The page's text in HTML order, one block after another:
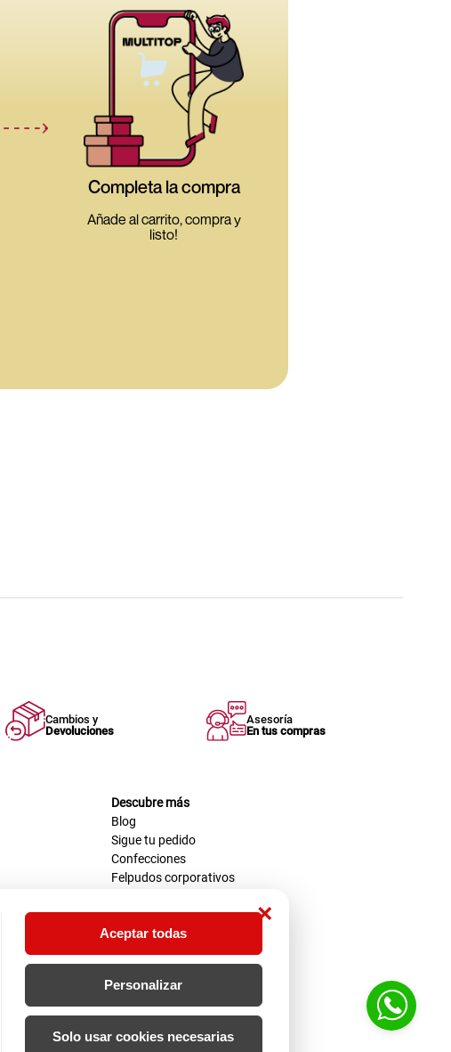
×
Aceptar todas
Personalizar
Solo usar cookies necesarias
Cambios y
Devoluciones
Asesoría
En tus compras
Descubre más
Blog
Sigue tu pedido
Confecciones
Felpudos corporativos